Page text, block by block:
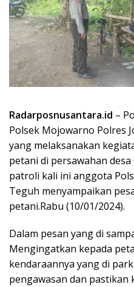
Radarposnusantara.id –
Polsek Mojowarno Polres
yang melaksanakan
petani di persawahan
patroli kali ini anggota
Teguh menyampaikan
petani.Rabu (10/01/2024).
Dalam pesan yang di
Mengingatkan kepada
kendaraannya yang di
pengawasan dan pastikan